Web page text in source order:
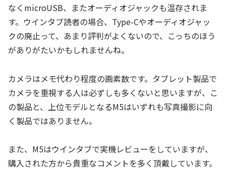
なくmicroUSB、またオーディオジャックも温存されま
す。ウインタブ読者の場合、Type-Cやオーディオジャッ
クの廃止って、あまり評判がよくないので、こっちのほう
がありがたいかもしれませんね。
カメラはメモ代わり程度の画素数です。タブレット製品で
カメラを重視する人は必ずしも多くないと思いますが、こ
の製品と、上位モデルとなるM5はいずれも写真撮影に向
く製品ではありません。
また、M5はウインタブで実機レビューをしていますが、
購入された方から貴重なコメントを多く頂戴しています。